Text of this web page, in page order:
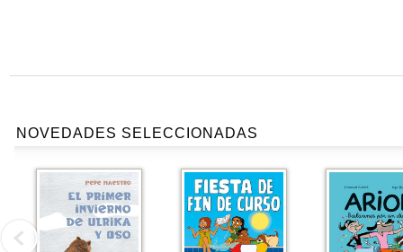
NOVEDADES SELECCIONADAS